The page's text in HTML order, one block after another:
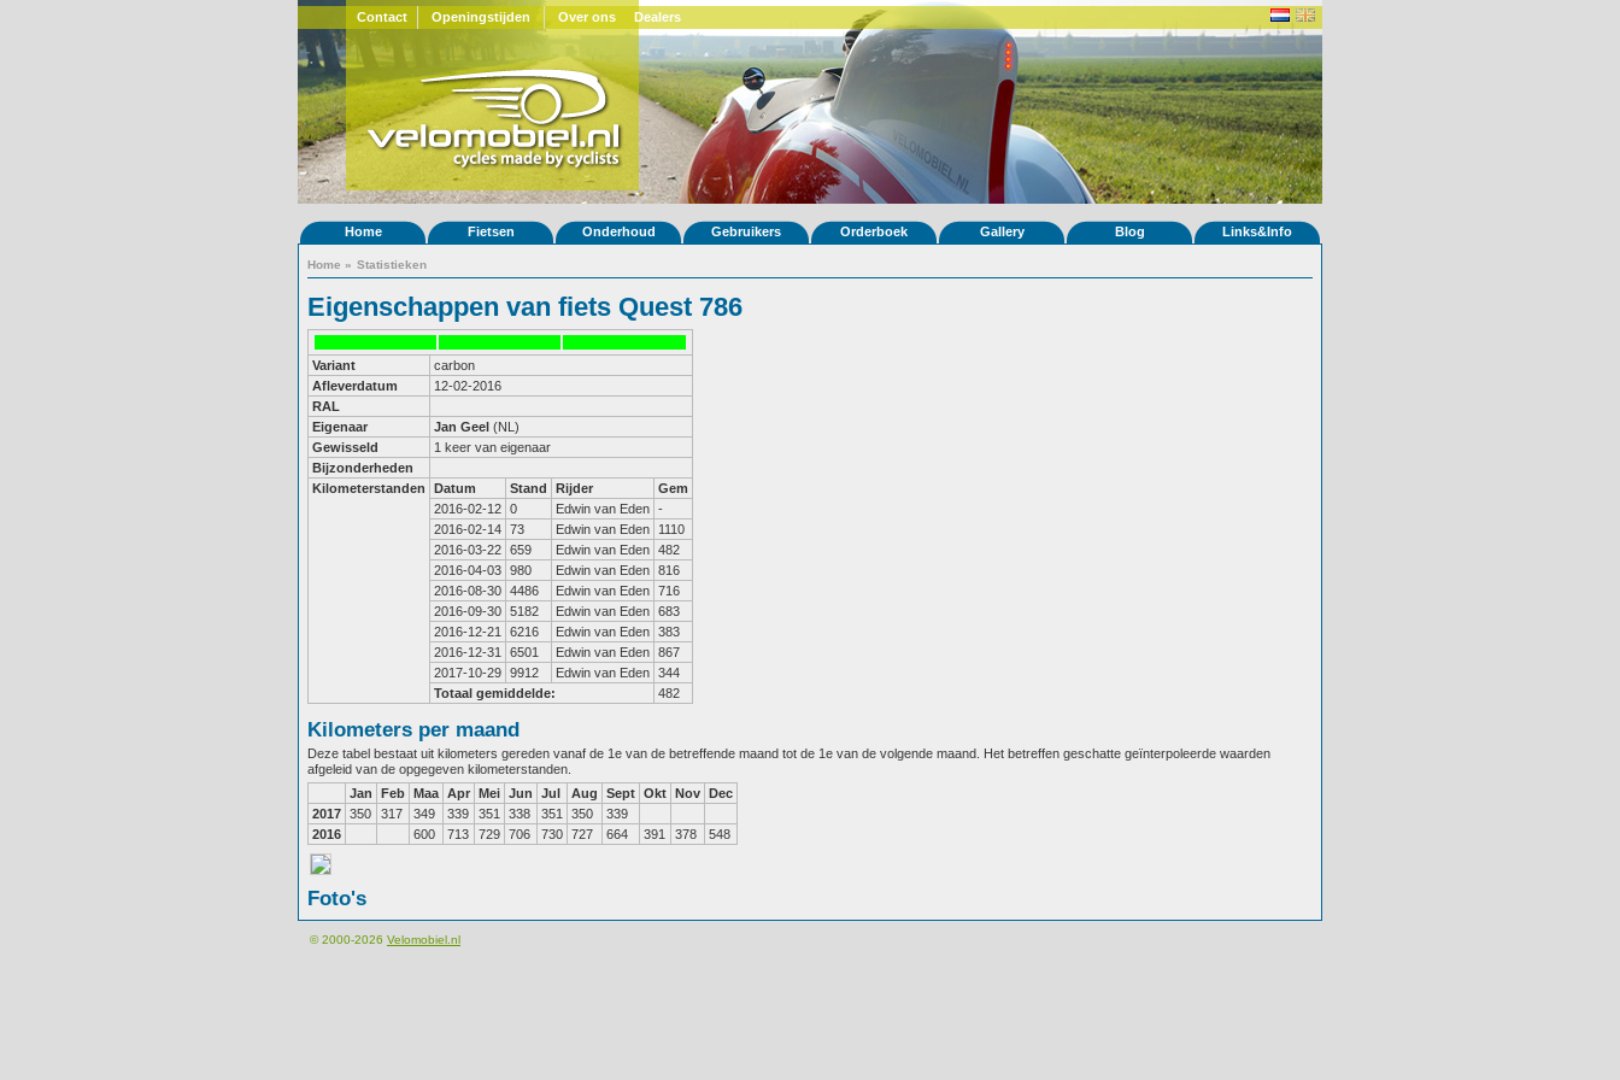
Contact Openingstijden Over ons Dealers
Home Fietsen Onderhoud Gebruikers Orderboek Gallery Blog Links&Info
Home » Statistieken
Eigenschappen van fiets Quest 786
Variant
carbon
Afleverdatum
12-02-2016
RAL
Eigenaar
Jan Geel (NL)
Gewisseld
1 keer van eigenaar
Bijzonderheden
Kilometerstanden
Datum Stand Rijder
Gem
2016-02-12 0 Edwin van Eden -
2016-02-14 73 Edwin van Eden
1110
2016-03-22 659 Edwin van Eden 482
2016-04-03 980 Edwin van Eden 816
2016-08-30 4486 Edwin van Eden 716
2016-09-30 5182 Edwin van Eden 683
2016-12-21
6216 Edwin van Eden 383
2016-12-31
6501 Edwin van Eden 867
2017-10-29 9912 Edwin van Eden 344
Totaal gemiddelde:
482
Kilometers per maand
Deze tabel bestaat uit kilometers gereden vanaf de 1e van de betreffende maand tot de 1e van de volgende maand. Het betreffen geschatte geïnterpoleerde waarden
afgeleid van de opgegeven kilometerstanden.
Jan
Feb Maa Apr Mei Jun Jul Aug Sept Okt Nov Dec
2017 350 317 349 339 351 338 351 350
339
2016
600 713 729 706 730 727 664 391 378 548
Foto's
© 2000-2026 Velomobiel.nl